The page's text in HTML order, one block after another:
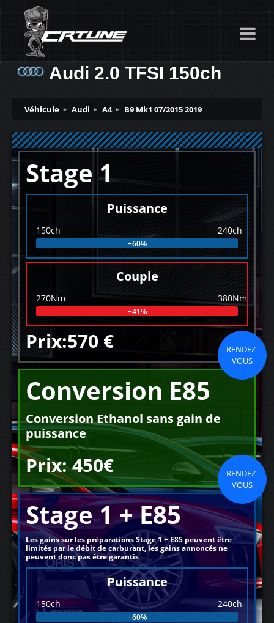
Audi 2.0 TFSI 150ch
Véhicule Audi A4 B9 Mk1 07/2015 2019
Stage 1
Puissance
150ch 240ch
+60%
Couple
270Nm 380Nm
+41%
Prix:570 €
RENDEZ-
VOUS
Conversion E85
Conversion Ethanol sans gain de
puissance
Prix: 450€
RENDEZ-
VOUS
Stage 1 + E85
Les gains sur les préparations Stage 1 + E85 peuvent être
limités par le débit de carburant, les gains annoncés ne
peuvent donc pas être garantis
Puissance
150ch 240ch
+60%